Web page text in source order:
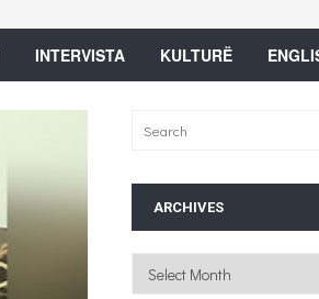
INTERVISTA KULTURË
ARCHIVES
Archives